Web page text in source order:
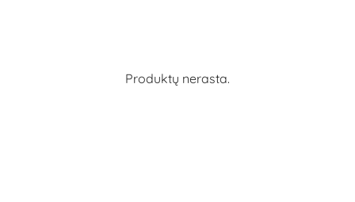
Produktų nerasta.